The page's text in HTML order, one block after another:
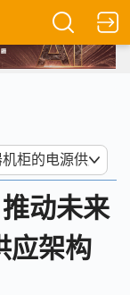
动未来
应架构